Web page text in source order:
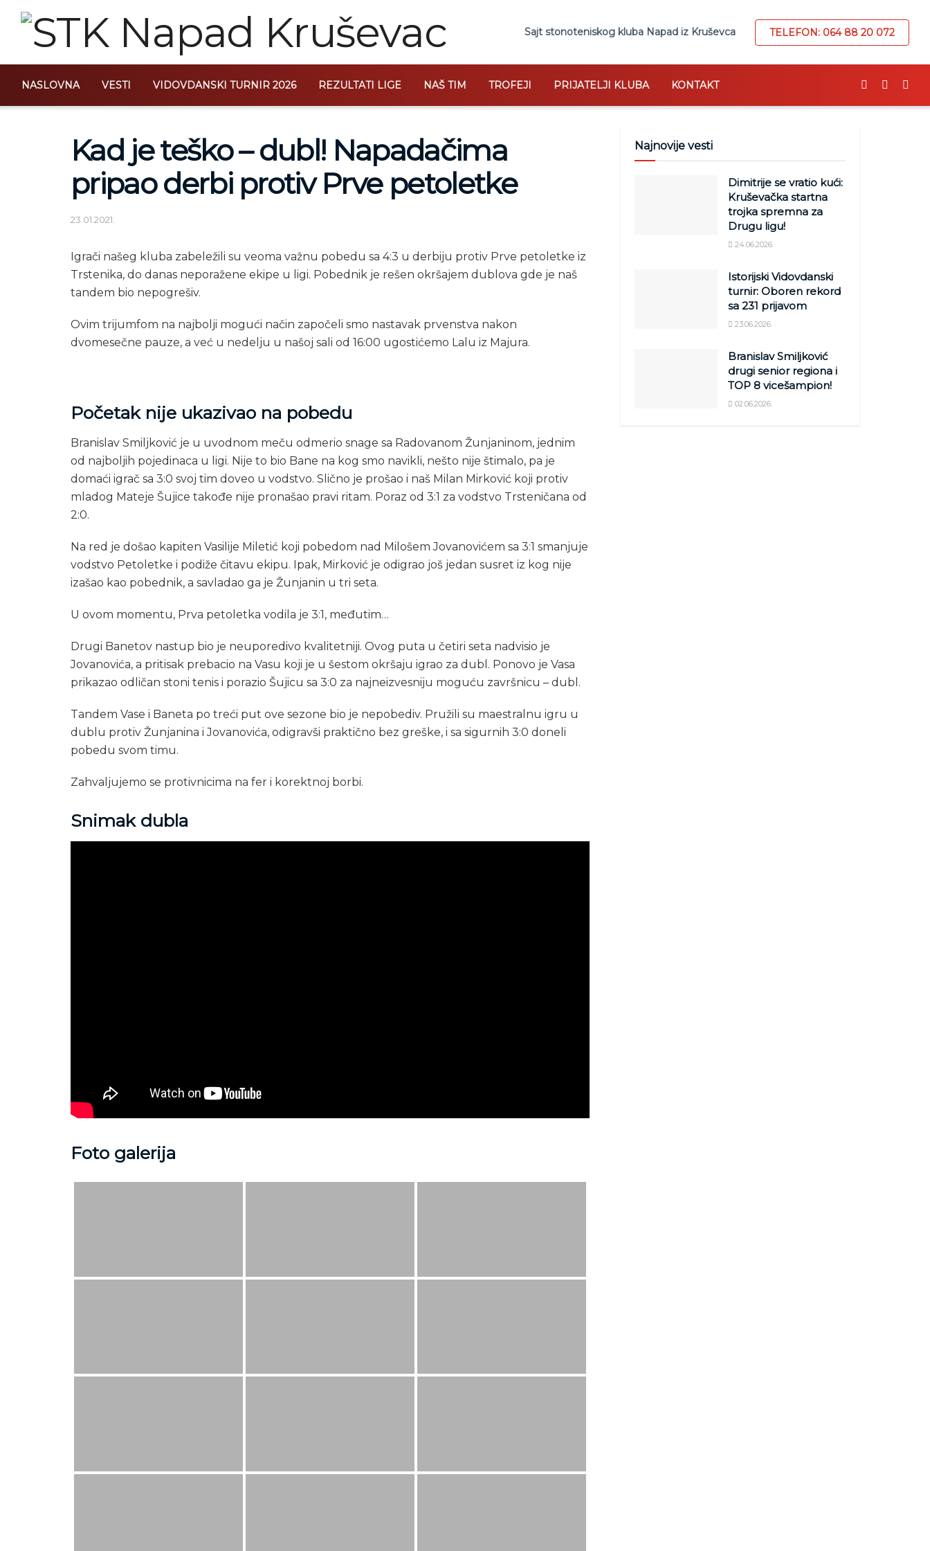
Sajt stonoteniskog kluba Napad iz Kruševca TELEFON: 064 88 20 072
NASLOVNA VESTI VIDOVDANSKI TURNIR 2026 REZULTATI LIGE NAŠ TIM TROFEJI PRIJATELJI KLUBA KONTAKT
Kad je teško – dubl! Napadačima
pripao derbi protiv Prve petoletke
23.01.2021.
Igrači našeg kluba zabeležili su veoma važnu pobedu sa 4:3 u derbiju protiv Prve petoletke iz
Trstenika, do danas neporažene ekipe u ligi. Pobednik je rešen okršajem dublova gde je naš
tandem bio nepogrešiv.
Ovim trijumfom na najbolji mogući način započeli smo nastavak prvenstva nakon
dvomesečne pauze, a već u nedelju u našoj sali od 16:00 ugostićemo Lalu iz Majura.
Početak nije ukazivao na pobedu
Branislav Smiljković je u uvodnom meču odmerio snage sa Radovanom Žunjaninom, jednim
od najboljih pojedinaca u ligi. Nije to bio Bane na kog smo navikli, nešto nije štimalo, pa je
domaći igrač sa 3:0 svoj tim doveo u vodstvo. Slično je prošao i naš Milan Mirković koji protiv
mladog Mateje Šujice takođe nije pronašao pravi ritam. Poraz od 3:1 za vodstvo Trsteničana od
2:0.
Na red je došao kapiten Vasilije Miletić koji pobedom nad Milošem Jovanovićem sa 3:1 smanjuje
vodstvo Petoletke i podiže čitavu ekipu. Ipak, Mirković je odigrao još jedan susret iz kog nije
izašao kao pobednik, a savladao ga je Žunjanin u tri seta.
U ovom momentu, Prva petoletka vodila je 3:1, međutim…
Drugi Banetov nastup bio je neuporedivo kvalitetniji. Ovog puta u četiri seta nadvisio je
Jovanovića, a pritisak prebacio na Vasu koji je u šestom okršaju igrao za dubl. Ponovo je Vasa
prikazao odličan stoni tenis i porazio Šujicu sa 3:0 za najneizvesniju moguću završnicu – dubl.
Tandem Vase i Baneta po treći put ove sezone bio je nepobediv. Pružili su maestralnu igru u
dublu protiv Žunjanina i Jovanovića, odigravši praktično bez greške, i sa sigurnih 3:0 doneli
pobedu svom timu.
Zahvaljujemo se protivnicima na fer i korektnoj borbi.
Snimak dubla
Foto galerija
Najnovije vesti
Dimitrije se vratio kući:
Kruševačka startna
trojka spremna za
Drugu ligu!
24.06.2026.
Istorijski Vidovdanski
turnir: Oboren rekord
sa 231 prijavom
23.06.2026.
Branislav Smiljković
drugi senior regiona i
TOP 8 vicešampion!
02.06.2026.